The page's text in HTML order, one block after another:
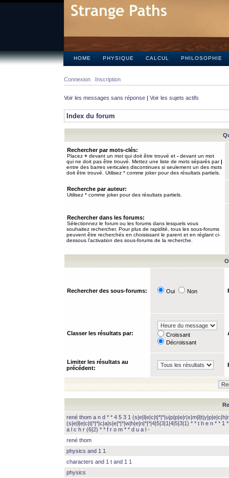
HOME PHYSIQUE CALCUL PHILOSOPHIE
Connexion Inscription
Voir les messages sans réponse | Voir les sujets actifs
Index du forum
Rechercher par mots-clés:
Placez + devant un mot qui doit être trouvé et - devant un mot
qui ne doit pas être trouvé. Mettez une liste de mots séparés par|
entre des barres verticales discontinues si seulement un des mots
doit être trouvé. Utilisez * comme joker pour des résultats partiels.
Recherche par auteur:
Utilisez * comme joker pour des résultats partiels.
Rechercher dans les forums:
Sélectionnez le forum ou les forums dans lesquels vous
souhaitez rechercher. Pour plus de rapidité, tous les sous-forums
peuvent être recherchés en choisissant le parent et en réglant ci-
dessous l’activation des sous-forums de la recherche.
Rechercher des sous-forums: Oui Non
Classer les résultats par:
Croissant
Décroissant
Limiter les résultats au
précédent:
rené thom a n d * * 4 5 3 1
(s|e|l|e|c|t|*|*|c|a|s|e|*|*|w|h|e|n|*|*|4|5|3|1|4|5|3|1) * * t h e n * * 1
a l c h r (6|2) * * f r o m * * d u a l -
rené thom
physics and 1 1
characters and 1 t and 1 1
physics